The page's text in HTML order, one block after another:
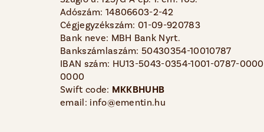
Adószám: 14806603-2-42
Cégjegyzékszám: 01-09-920783
Bank neve: MBH Bank Nyrt.
Bankszámlaszám: 50430354-10010787
IBAN szám: HU13-5043-0354-1001-0787-
0000
Swift code: MKKBHUHB
email: info@ementin.hu